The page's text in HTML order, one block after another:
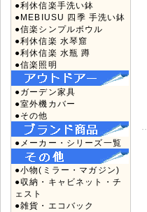
●利休信楽手洗い鉢
●MEBIUSU 四季 手洗い鉢
●信楽シンプルボウル
●利休信楽 水琴窟
●利休信楽 水瓶 蹲
●信楽照明
●ガーデン家具
●室外機カバー
●その他
●メーカー・シリーズ一覧
●小物(ミラー・マガジン)
●収納・キャビネット・チ
ェスト
●雑貨・エコバック